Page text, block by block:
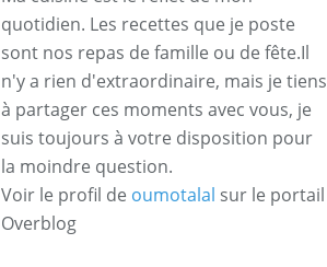
quotidien. Les recettes que je poste
sont nos repas de famille ou de fête.Il
n'y a rien d'extraordinaire, mais je tiens
à partager ces moments avec vous, je
suis toujours à votre disposition pour
la moindre question.
Voir le profil de oumotalal sur le portail
Overblog